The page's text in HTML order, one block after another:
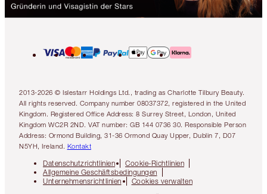
2013-2026 © Islestarr Holdings Ltd., trading as Charlotte Tilbury Beauty.
All rights reserved. Company number 08037372, registered in the United
Kingdom. Registered Office Address: 8 Surrey Street, London, United
Kingdom WC2R 2ND. VAT number: GB 144 0736 30. Responsible Person
Address: Ormond Building, 31-36 Ormond Quay Upper, Dublin 7, D07
N5YH, Ireland. Kontakt
Datenschutzrichtlinien
Cookie-Richtlinien
Allgemeine Geschäftsbedingungen
Unternehmensrichtlinien
Cookies verwalten